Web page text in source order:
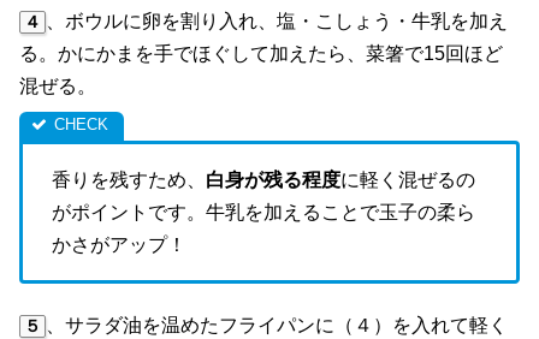
４ 、ボウルに卵を割り入れ、塩・こしょう・牛乳を加え
る。かにかまを手でほぐして加えたら、菜箸で15回ほど
混ぜる。
香りを残すため、 白身が残る程度に軽く混ぜるの
がポイントです。牛乳を加えることで玉子の柔ら
かさがアップ！
５ 、サラダ油を温めたフライパンに（４）を入れて軽く